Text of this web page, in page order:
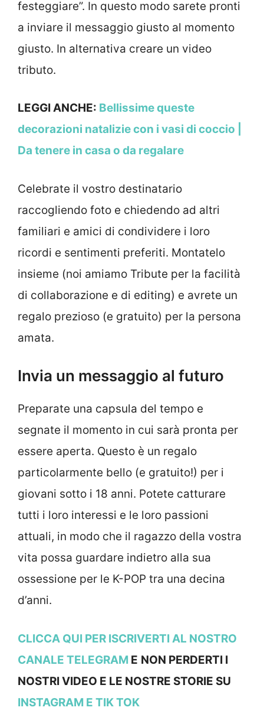
festeggiare”. In questo modo sarete pronti
a inviare il messaggio giusto al momento
giusto. In alternativa creare un video
tributo.
LEGGI ANCHE: Bellissime queste
decorazioni natalizie con i vasi di coccio |
Da tenere in casa o da regalare
Celebrate il vostro destinatario
raccogliendo foto e chiedendo ad altri
familiari e amici di condividere i loro
ricordi e sentimenti preferiti. Montatelo
insieme (noi amiamo Tribute per la facilità
di collaborazione e di editing) e avrete un
regalo prezioso (e gratuito) per la persona
amata.
Invia un messaggio al futuro
Preparate una capsula del tempo e
segnate il momento in cui sarà pronta per
essere aperta. Questo è un regalo
particolarmente bello (e gratuito!) per i
giovani sotto i 18 anni. Potete catturare
tutti i loro interessi e le loro passioni
attuali, in modo che il ragazzo della vostra
vita possa guardare indietro alla sua
ossessione per le K-POP tra una decina
d’anni.
CLICCA QUI PER ISCRIVERTI AL NOSTRO
CANALE TELEGRAM E NON PERDERTI I
NOSTRI VIDEO E LE NOSTRE STORIE SU
INSTAGRAM E TIK TOK